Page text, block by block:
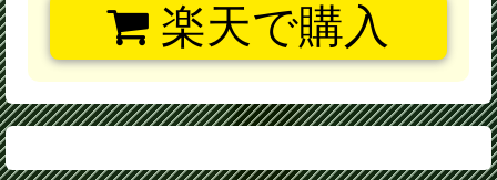
楽天で購入